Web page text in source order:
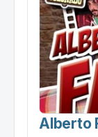
Alberto